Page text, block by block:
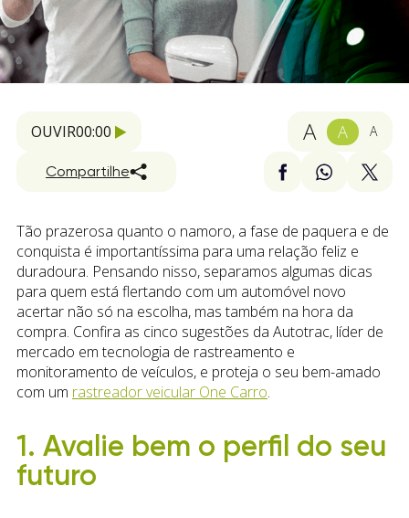
OUVIR00:00 A A A
Compartilhe
Tão prazerosa quanto o namoro, a fase de paquera e de
conquista é importantíssima para uma relação feliz e
duradoura. Pensando nisso, separamos algumas dicas
para quem está flertando com um automóvel novo
acertar não só na escolha, mas também na hora da
compra. Confira as cinco sugestões da Autotrac, líder de
mercado em tecnologia de rastreamento e
monitoramento de veículos, e proteja o seu bem-amado
com um rastreador veicular One Carro.
1. Avalie bem o perfil do seu
futuro